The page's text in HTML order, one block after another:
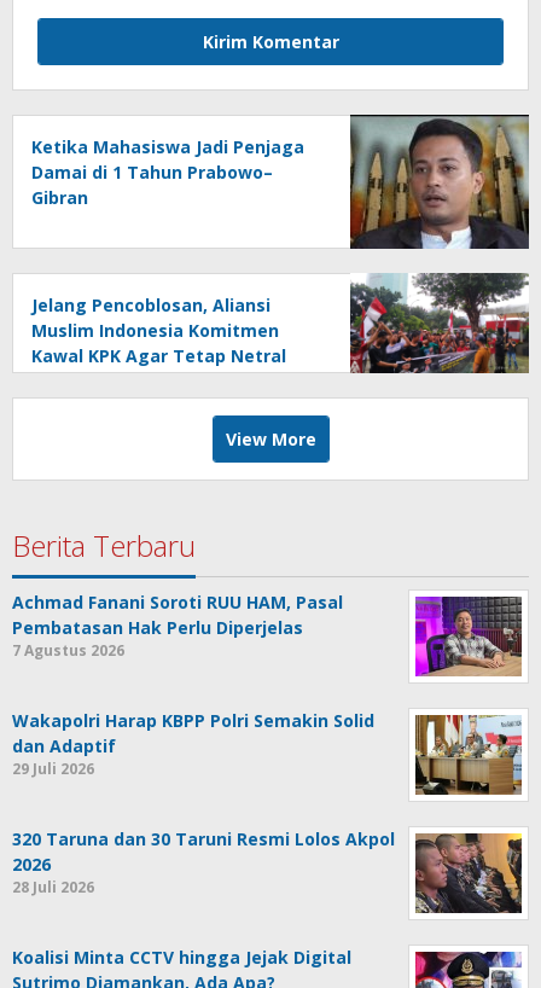
Ketika Mahasiswa Jadi Penjaga
Damai di 1 Tahun Prabowo–
Gibran
Jelang Pencoblosan, Aliansi
Muslim Indonesia Komitmen
Kawal KPK Agar Tetap Netral
View More
Berita Terbaru
Achmad Fanani Soroti RUU HAM, Pasal
Pembatasan Hak Perlu Diperjelas
7 Agustus 2026
Wakapolri Harap KBPP Polri Semakin Solid
dan Adaptif
29 Juli 2026
320 Taruna dan 30 Taruni Resmi Lolos Akpol
2026
28 Juli 2026
Koalisi Minta CCTV hingga Jejak Digital
Sutrimo Diamankan, Ada Apa?